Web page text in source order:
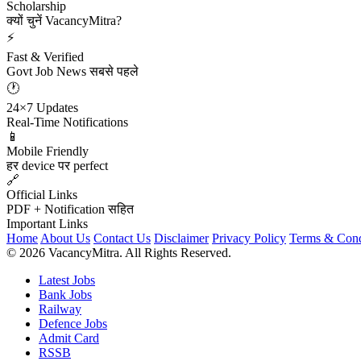
Scholarship
क्यों चुनें VacancyMitra?
⚡
Fast & Verified
Govt Job News सबसे पहले
🕐
24×7 Updates
Real-Time Notifications
📱
Mobile Friendly
हर device पर perfect
🔗
Official Links
PDF + Notification सहित
Important Links
Home About Us Contact Us Disclaimer Privacy Policy Terms &
© 2026 VacancyMitra. All Rights Reserved.
Latest Jobs
Bank Jobs
Railway
Defence Jobs
Admit Card
RSSB